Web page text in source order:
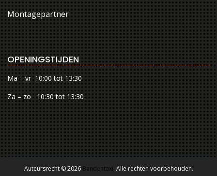
Montagepartner
OPENINGSTIJDEN
Ma – vr 10:00 tot 13:30
Za – zo 10:30 tot 13:30
Auteursrecht © 2026 Bandentaxi. Alle rechten voorbehouden.